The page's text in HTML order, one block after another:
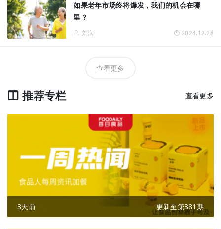
如果老年市场终将爆发，我们的机会在哪
里？
刘润 2024.12.28
查看更多
推荐专栏 查看更多
3天前 更新至第381期